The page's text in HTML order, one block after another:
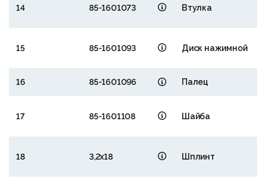
14 85-1601073 Втулка
15 85-1601093 Диск нажимной
16 85-1601096 Палец
17 85-1601108 Шайба
18 3,2х18 Шплинт